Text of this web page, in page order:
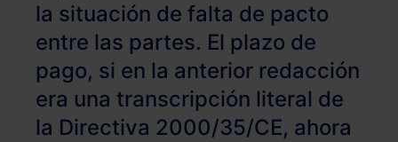
la situación de falta de pacto
entre las partes. El plazo de
pago, si en la anterior redacción
era una transcripción literal de
la Directiva 2000/35/CE, ahora